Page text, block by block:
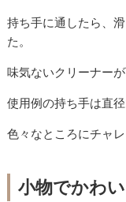
持ち手に通したら、
た。
味気ないクリーナー
使用例の持ち手は直
色々なところにチャ
小物でかわ